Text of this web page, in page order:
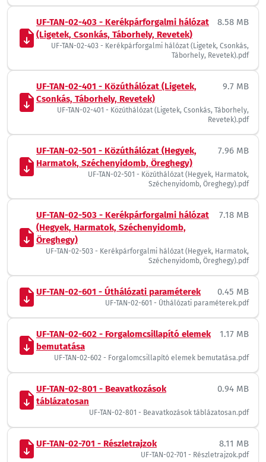
UF-TAN-02-403 - Kerékpárforgalmi hálózat
(Ligetek, Csonkás, Táborhely, Revetek)
8.58 MB
UF-TAN-02-403 - Kerékpárforgalmi hálózat (Ligetek, Csonkás,
Táborhely, Revetek).pdf
UF-TAN-02-401 - Közúthálózat (Ligetek,
Csonkás, Táborhely, Revetek)
9.7 MB
UF-TAN-02-401 - Közúthálózat (Ligetek, Csonkás, Táborhely,
Revetek).pdf
UF-TAN-02-501 - Közúthálózat (Hegyek,
Harmatok, Széchenyidomb, Öreghegy)
7.96 MB
UF-TAN-02-501 - Közúthálózat (Hegyek, Harmatok,
Széchenyidomb, Öreghegy).pdf
UF-TAN-02-503 - Kerékpárforgalmi hálózat
(Hegyek, Harmatok, Széchenyidomb,
Öreghegy)
7.18 MB
UF-TAN-02-503 - Kerékpárforgalmi hálózat (Hegyek, Harmatok,
Széchenyidomb, Öreghegy).pdf
UF-TAN-02-601 - Úthálózati paraméterek 0.45 MB
UF-TAN-02-601 - Úthálózati paraméterek.pdf
UF-TAN-02-602 - Forgalomcsillapító elemek
bemutatása
1.17 MB
UF-TAN-02-602 - Forgalomcsillapító elemek bemutatása.pdf
UF-TAN-02-801 - Beavatkozások
táblázatosan
0.94 MB
UF-TAN-02-801 - Beavatkozások táblázatosan.pdf
UF-TAN-02-701 - Részletrajzok 8.11 MB
UF-TAN-02-701 - Részletrajzok.pdf